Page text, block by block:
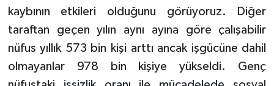
kaybının etkileri olduğunu görüyoruz. Diğer
taraftan geçen yılın aynı ayına göre çalışabilir
nüfus yıllık 573 bin kişi arttı ancak işgücüne dahil
olmayanlar 978 bin kişiye yükseldi. Genç